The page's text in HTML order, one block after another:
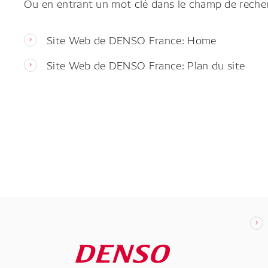
Site Web de DENSO France: Home
Site Web de DENSO France: Plan du site